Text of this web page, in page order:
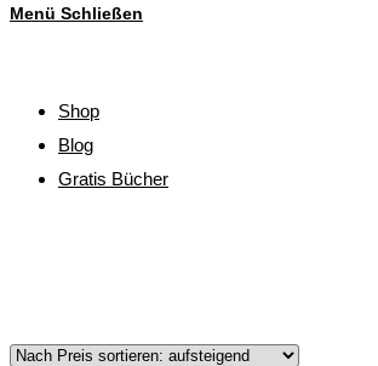
Menü Schließen
Shop
Blog
Gratis Bücher